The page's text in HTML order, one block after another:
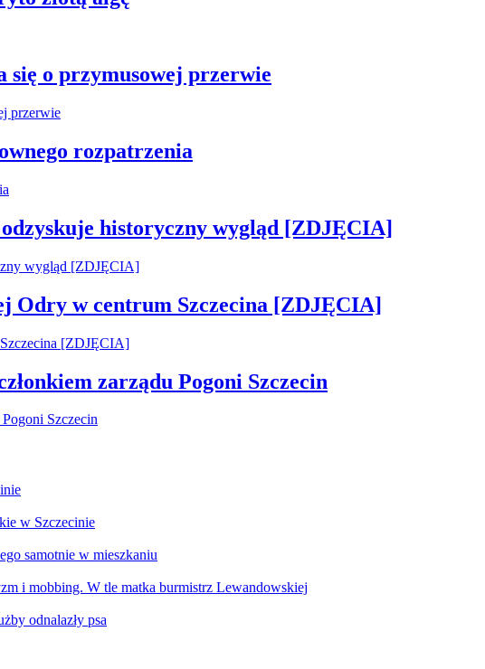
się o przymusowej przerwie
rozpatrzenia
historyczny wygląd [ZDJĘCIA]
Odry w centrum Szczecina [ZDJĘCIA]
zarządu Pogoni Szczecin
w Szczecinie
samotnie w mieszkaniu
i mobbing. W tle matka burmistrz Lewandowskiej
odnalazły psa